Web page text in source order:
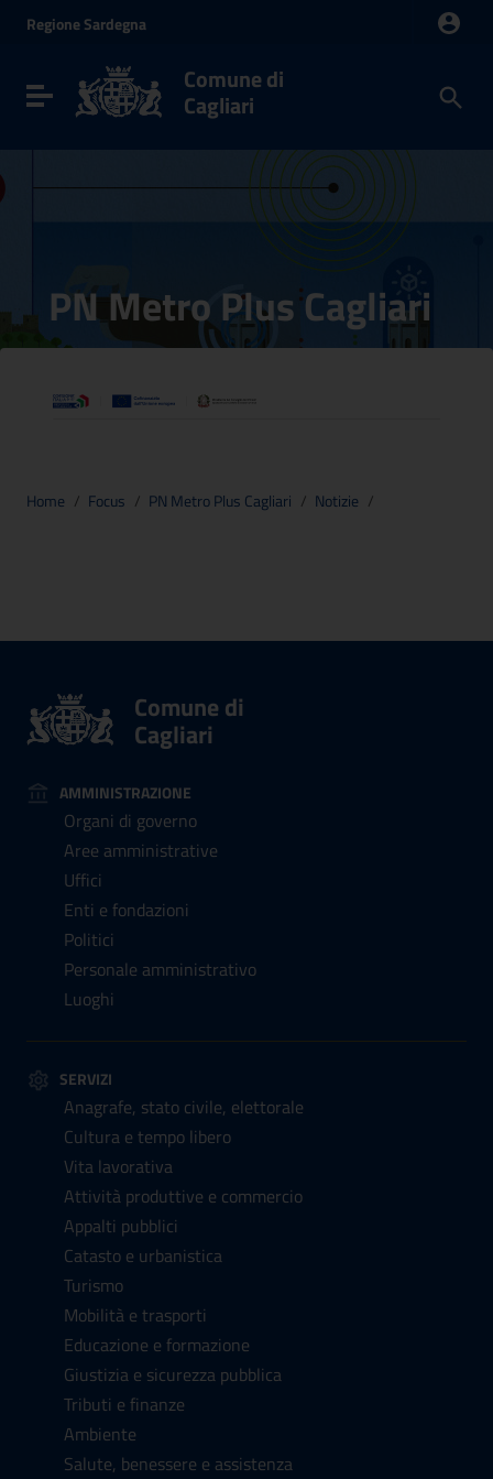
Vai al menu di navigazione
RegioneSardegna
Toggle navigation Comune di
Cagliari
PN Metro Plus Cagliari
Home / Focus / PN Metro Plus Cagliari / Notizie /
Comune di
Cagliari
AMMINISTRAZIONE
Organi di governo
Aree amministrative
Uffici
Enti e fondazioni
Politici
Personale amministrativo
Luoghi
SERVIZI
Anagrafe, stato civile, elettorale
Cultura e tempo libero
Vita lavorativa
Attività produttive e commercio
Appalti pubblici
Catasto e urbanistica
Turismo
Mobilità e trasporti
Educazione e formazione
Giustizia e sicurezza pubblica
Tributi e finanze
Ambiente
Salute, benessere e assistenza